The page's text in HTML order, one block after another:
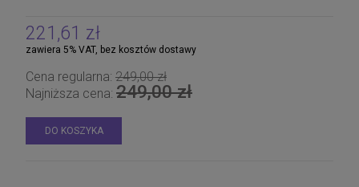
221,61 zł
zawiera 5% VAT, bez kosztów dostawy
Cena regularna: 249,00 zł
Najniższa cena: 249,00 zł
DO KOSZYKA